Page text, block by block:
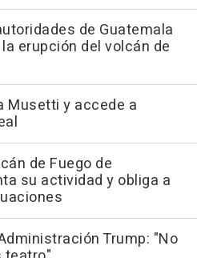
de Guatemala
erupción del volcán de
Musetti y accede a
de Fuego de
su actividad y obliga a
Trump: "No